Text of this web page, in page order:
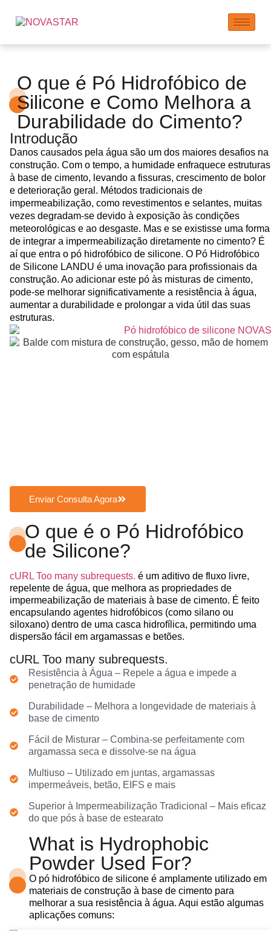
O que é Pó Hidrofóbico de
Silicone e Como Melhora a
Durabilidade do Cimento?
Introdução
Danos causados pela água são um dos maiores desafios na
construção. Com o tempo, a humidade enfraquece estruturas
à base de cimento, levando a fissuras, crescimento de bolor
e deterioração geral. Métodos tradicionais de
impermeabilização, como revestimentos e selantes, muitas
vezes degradam-se devido à exposição às condições
meteorológicas e ao desgaste. Mas e se existisse uma forma
de integrar a impermeabilização diretamente no cimento? É
aí que entra o pó hidrofóbico de silicone. O Pó Hidrofóbico
de Silicone LANDU é uma inovação para profissionais da
construção. Ao adicionar este pó às misturas de cimento,
pode-se melhorar significativamente a resistência à água,
aumentar a durabilidade e prolongar a vida útil das suas
estruturas.
Enviar Consulta Agora
O que é o Pó Hidrofóbico
de Silicone?
cURL Too many subrequests. é um aditivo de fluxo livre,
repelente de água, que melhora as propriedades de
impermeabilização de materiais à base de cimento. É feito
encapsulando agentes hidrofóbicos (como silano ou
siloxano) dentro de uma casca hidrofílica, permitindo uma
dispersão fácil em argamassas e betões.
cURL Too many subrequests.
Resistência à Água – Repele a água e impede a
penetração de humidade
Durabilidade – Melhora a longevidade de materiais à
base de cimento
Fácil de Misturar – Combina-se perfeitamente com
argamassa seca e dissolve-se na água
Multiuso – Utilizado em juntas, argamassas
impermeáveis, betão, EIFS e mais
Superior à Impermeabilização Tradicional – Mais eficaz
do que pós à base de estearato
What is Hydrophobic
Powder Used For?
O pó hidrofóbico de silicone é amplamente utilizado em
materiais de construção à base de cimento para
melhorar a sua resistência à água. Aqui estão algumas
aplicações comuns: